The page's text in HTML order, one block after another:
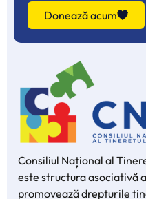
Donează acum
Consiliul Național al
este structura asociativă
promovează drepturile